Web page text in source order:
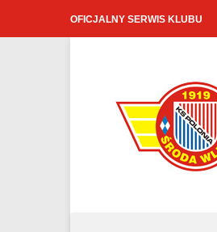
OFICJALNY SERWIS KLUBU